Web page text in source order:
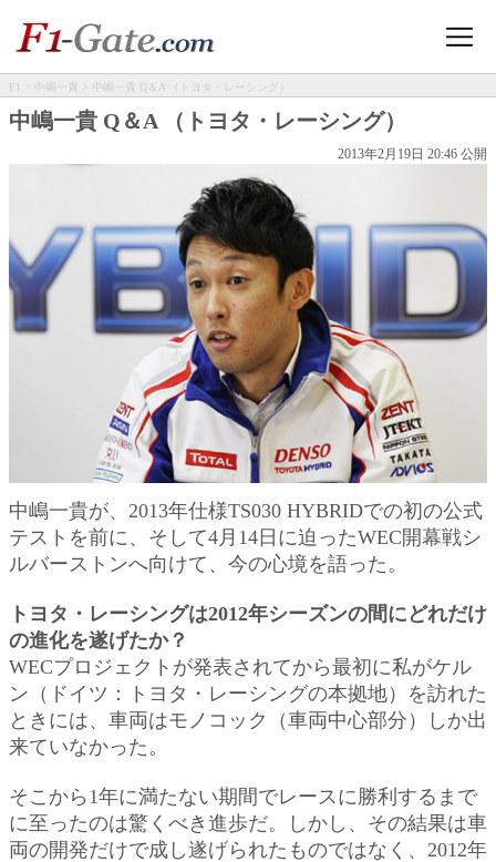
F1 > 中嶋一貴 > 中嶋一貴 Q＆A （トヨタ・レーシング）
中嶋一貴 Q＆A （トヨタ・レーシング）
2013年2月19日 20:46 公開
中嶋一貴が、2013年仕様TS030 HYBRIDでの初の公式
テストを前に、そして4月14日に迫ったWEC開幕戦シ
ルバーストンへ向けて、今の心境を語った。
トヨタ・レーシングは2012年シーズンの間にどれだけ
の進化を遂げたか？
WECプロジェクトが発表されてから最初に私がケル
ン（ドイツ：トヨタ・レーシングの本拠地）を訪れた
ときには、車両はモノコック（車両中心部分）しか出
来ていなかった。
そこから1年に満たない期間でレースに勝利するまで
に至ったのは驚くべき進歩だ。しかし、その結果は車
両の開発だけで成し遂げられたものではなく、2012年